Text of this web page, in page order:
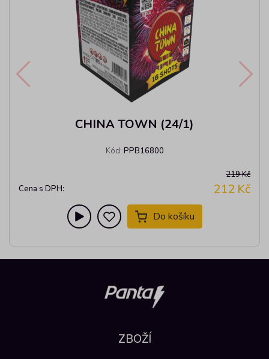
CHINA TOWN (24/1)
Kód: PPB16800
219 Kč
Cena s DPH:
212 Kč
Do košíku
ZBOŽÍ